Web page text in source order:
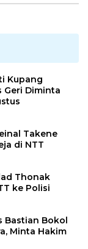
Kupang
Geri Diminta
Takene
di NTT
Thonak
ke Polisi
Bastian Bokol
Minta Hakim